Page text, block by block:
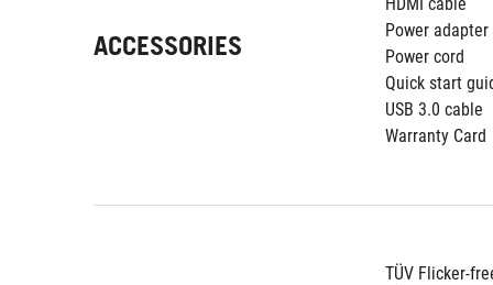
ACCESSORIES
Power adapter
Power cord
Quick start
USB 3.0 cable
Warranty Card
TÜV Flicker-